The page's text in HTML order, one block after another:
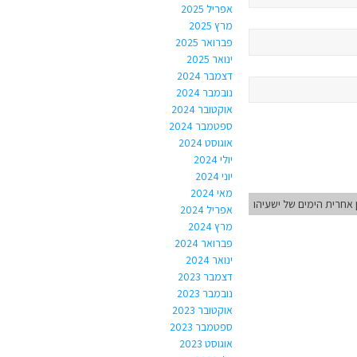
הימים של ישעיהו
אפריל 2025
מרץ 2025
פברואר 2025
ינואר 2025
דצמבר 2024
נובמבר 2024
אוקטובר 2024
ספטמבר 2024
אוגוסט 2024
יולי 2024
יוני 2024
מאי 2024
אפריל 2024
מרץ 2024
פברואר 2024
ינואר 2024
דצמבר 2023
נובמבר 2023
אוקטובר 2023
ספטמבר 2023
אוגוסט 2023